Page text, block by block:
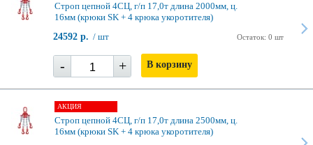
Строп цепной 4СЦ, г/п 17,0т длина 2000мм, ц.
16мм (крюки SK + 4 крюка укоротителя)
Остаток: 0 шт
24592 р. / шт
- + В корзину
АКЦИЯ
Строп цепной 4СЦ, г/п 17,0т длина 2500мм, ц.
16мм (крюки SK + 4 крюка укоротителя)